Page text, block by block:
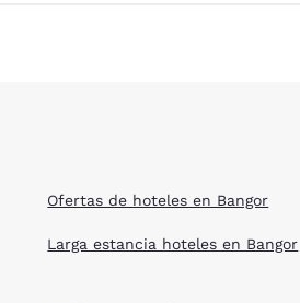
Ofertas de hoteles en Bangor
Larga estancia hoteles en Bangor